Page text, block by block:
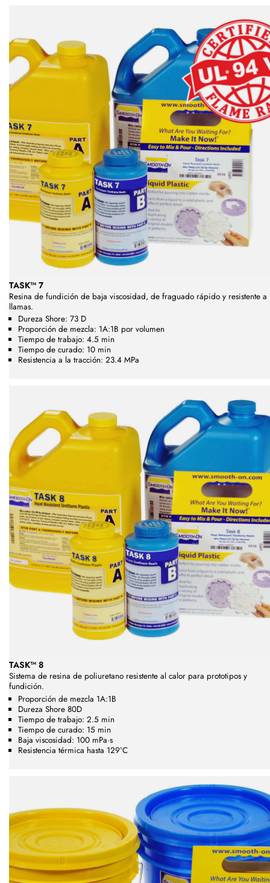
TASK™ 7
Resina de fundición de baja viscosidad, de fraguado rápido y resistente a
llamas.
Dureza Shore: 73 D
Proporción de mezcla: 1A:1B por volumen
Tiempo de trabajo: 4.5 min
Tiempo de curado: 10 min
Resistencia a la tracción: 23.4 MPa
TASK™ 8
Sistema de resina de poliuretano resistente al calor para prototipos y
fundición.
Proporción de mezcla 1A:1B
Dureza Shore 80D
Tiempo de trabajo: 2.5 min
Tiempo de curado: 15 min
Baja viscosidad: 100 mPa·s
Resistencia térmica hasta 129°C